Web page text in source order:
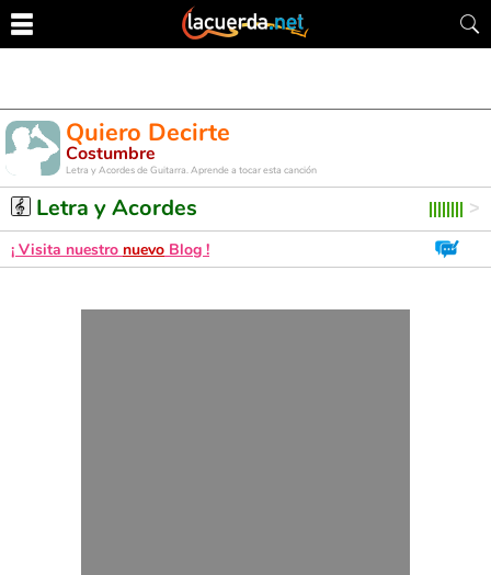
Quiero Decirte
Costumbre
Letra y Acordes de Guitarra. Aprende a tocar esta canción
Letra y Acordes
¡ Visita nuestro nuevo Blog !